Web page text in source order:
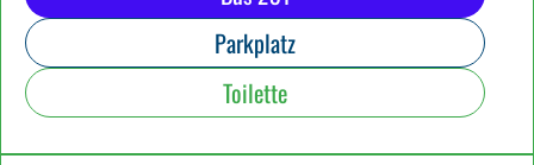
Parkplatz
Toilette